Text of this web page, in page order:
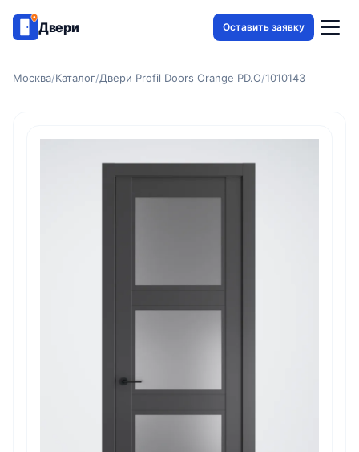
Двери Оставить заявку
Москва/Каталог/Двери Profil Doors Orange PD.O/1010143